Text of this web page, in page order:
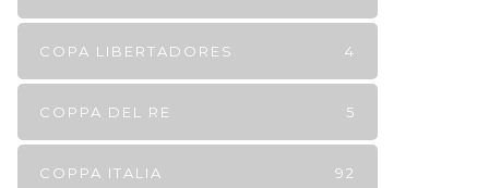
COPA LIBERTADORES 4
COPPA DEL RE 5
COPPA ITALIA 92